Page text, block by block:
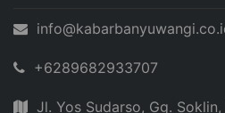
+6289682933707
Jl. Yos Sudarso, Gg.